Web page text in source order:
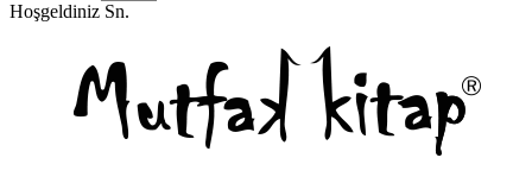
Hoşgeldiniz Sn.